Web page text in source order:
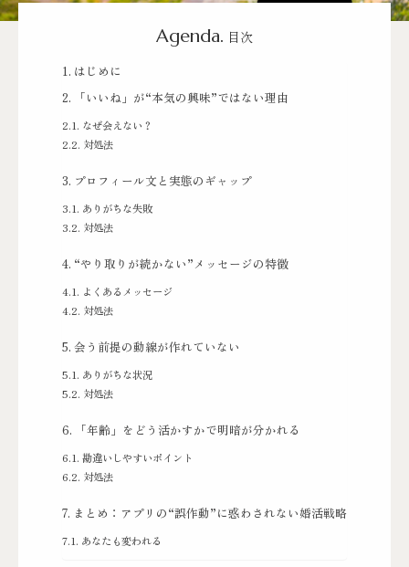
Agenda. 目次
はじめに
「いいね」が“本気の興味”ではない理由
なぜ会えない？
対処法
プロフィール文と実態のギャップ
ありがちな失敗
対処法
“やり取りが続かない”メッセージの特徴
よくあるメッセージ
対処法
会う前提の動線が作れていない
ありがちな状況
対処法
「年齢」をどう活かすかで明暗が分かれる
勘違いしやすいポイント
対処法
まとめ：アプリの“誤作動”に惑わされない婚活戦略
あなたも変われる